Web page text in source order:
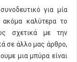
για μία
καλύτερα το
σχετικά με την
σε άλλο μας άρθρο,
μια μπύρα είναι